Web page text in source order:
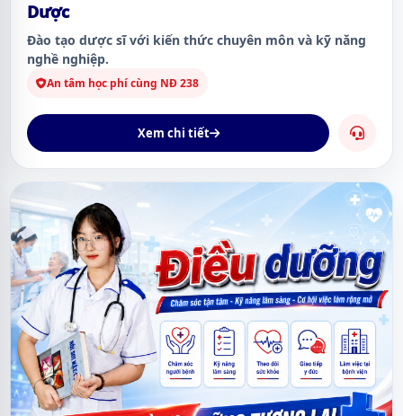
Dược
Đào tạo dược sĩ với kiến thức chuyên môn và kỹ năng
nghề nghiệp.
An tâm học phí cùng NĐ 238
Xem chi tiết